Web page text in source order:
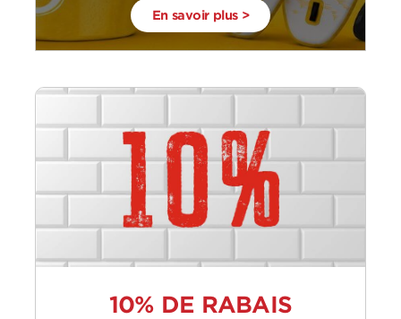
En savoir plus >
10% DE RABAIS